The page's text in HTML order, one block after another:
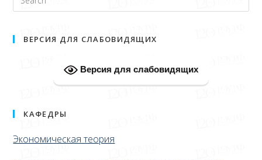
ВЕРСИЯ ДЛЯ СЛАБОВИДЯЩИХ
Версия для слабовидящих
КАФЕДРЫ
Экономическая теория